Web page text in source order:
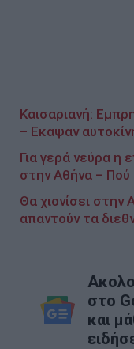
Καισαριανή:
– Εκαψαν
Για γερά νεύρα
στην Αθήνα – Πού
Θα χιονίσει στην
απαντούν τα
στο
και